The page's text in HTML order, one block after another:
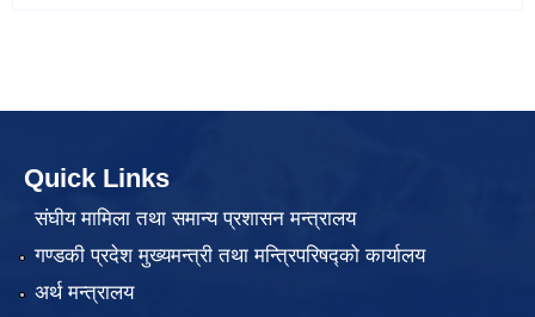
Quick Links
संघीय मामिला तथा समान्य प्रशासन मन्त्रालय
गण्डकी प्रदेश मुख्यमन्त्री तथा मन्त्रिपरिषद्को कार्यालय
अर्थ मन्त्रालय